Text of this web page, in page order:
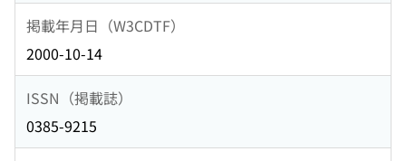
掲載年月日（W3CDTF）
2000-10-14
ISSN（掲載誌）
0385-9215